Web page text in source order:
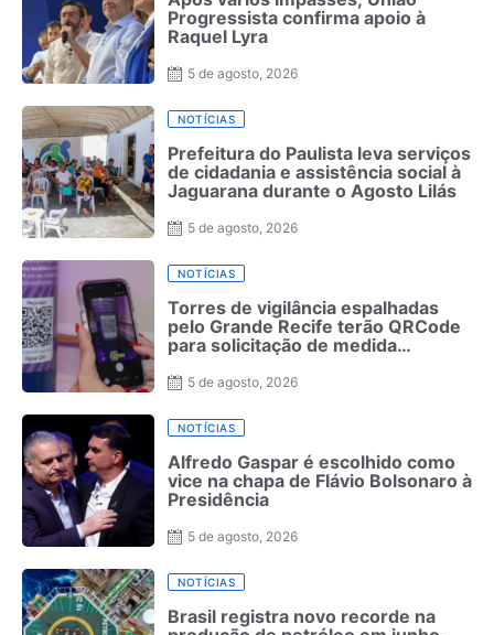
Progressista confirma apoio à
Raquel Lyra
5 de agosto, 2026
NOTÍCIAS
Prefeitura do Paulista leva serviços
de cidadania e assistência social à
Jaguarana durante o Agosto Lilás
5 de agosto, 2026
NOTÍCIAS
Torres de vigilância espalhadas
pelo Grande Recife terão QRCode
para solicitação de medida
5 de agosto, 2026
NOTÍCIAS
Alfredo Gaspar é escolhido como
vice na chapa de Flávio Bolsonaro à
Presidência
5 de agosto, 2026
NOTÍCIAS
Brasil registra novo recorde na